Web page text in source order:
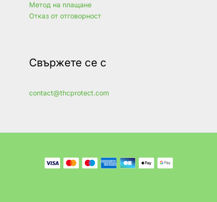
Метод на плащане
Отказ от отговорност
Свържете се с
contact@thcprotect.com